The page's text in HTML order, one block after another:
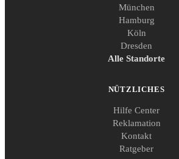
München
Hamburg
Köln
Dresden
Alle Standorte
NÜTZLICHES
Hilfe Center
Reklamation
Kontakt
Ratgeber